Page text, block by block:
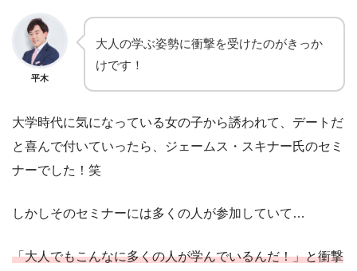
平木
大人の学ぶ姿勢に衝撃を受けたのがきっか
けです！
大学時代に気になっている女の子から誘われて、デートだ
と喜んで付いていったら、ジェームス・スキナー氏のセミ
ナーでした！笑
しかしそのセミナーには多くの人が参加していて…
「大人でもこんなに多くの人が学んでいるんだ！」と衝撃